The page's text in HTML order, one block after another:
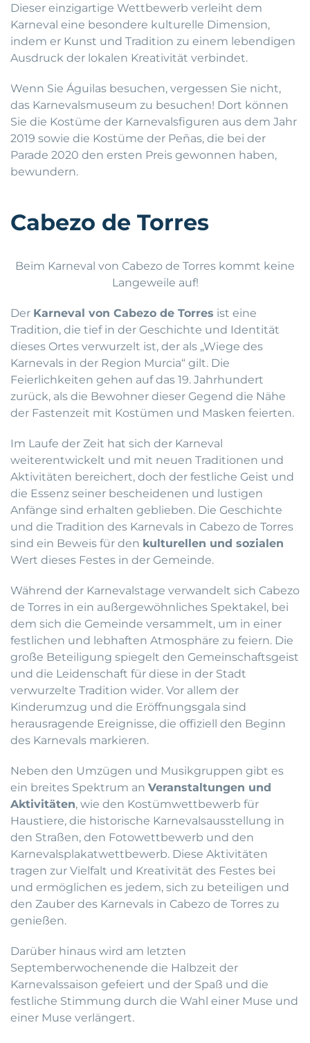
Dieser einzigartige Wettbewerb verleiht dem
Karneval eine besondere kulturelle Dimension,
indem er Kunst und Tradition zu einem lebendigen
Ausdruck der lokalen Kreativität verbindet.
Wenn Sie Águilas besuchen, vergessen Sie nicht,
das Karnevalsmuseum zu besuchen! Dort können
Sie die Kostüme der Karnevalsfiguren aus dem Jahr
2019 sowie die Kostüme der Peñas, die bei der
Parade 2020 den ersten Preis gewonnen haben,
bewundern.
Cabezo de Torres
Beim Karneval von Cabezo de Torres kommt keine
Langeweile auf!
Der Karneval von Cabezo de Torres ist eine
Tradition, die tief in der Geschichte und Identität
dieses Ortes verwurzelt ist, der als „Wiege des
Karnevals in der Region Murcia“ gilt. Die
Feierlichkeiten gehen auf das 19. Jahrhundert
zurück, als die Bewohner dieser Gegend die Nähe
der Fastenzeit mit Kostümen und Masken feierten.
Im Laufe der Zeit hat sich der Karneval
weiterentwickelt und mit neuen Traditionen und
Aktivitäten bereichert, doch der festliche Geist und
die Essenz seiner bescheidenen und lustigen
Anfänge sind erhalten geblieben. Die Geschichte
und die Tradition des Karnevals in Cabezo de Torres
sind ein Beweis für den kulturellen und sozialen
Wert dieses Festes in der Gemeinde.
Während der Karnevalstage verwandelt sich Cabezo
de Torres in ein außergewöhnliches Spektakel, bei
dem sich die Gemeinde versammelt, um in einer
festlichen und lebhaften Atmosphäre zu feiern. Die
große Beteiligung spiegelt den Gemeinschaftsgeist
und die Leidenschaft für diese in der Stadt
verwurzelte Tradition wider. Vor allem der
Kinderumzug und die Eröffnungsgala sind
herausragende Ereignisse, die offiziell den Beginn
des Karnevals markieren.
Neben den Umzügen und Musikgruppen gibt es
ein breites Spektrum an Veranstaltungen und
Aktivitäten, wie den Kostümwettbewerb für
Haustiere, die historische Karnevalsausstellung in
den Straßen, den Fotowettbewerb und den
Karnevalsplakatwettbewerb. Diese Aktivitäten
tragen zur Vielfalt und Kreativität des Festes bei
und ermöglichen es jedem, sich zu beteiligen und
den Zauber des Karnevals in Cabezo de Torres zu
genießen.
Darüber hinaus wird am letzten
Septemberwochenende die Halbzeit der
Karnevalssaison gefeiert und der Spaß und die
festliche Stimmung durch die Wahl einer Muse und
einer Muse verlängert.